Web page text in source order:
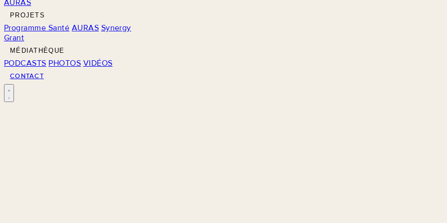
AURAS
PROJETS
Programme Santé AURAS Synergy
Grant
MÉDIATHÈQUE
PODCASTS PHOTOS VIDÉOS
CONTACT